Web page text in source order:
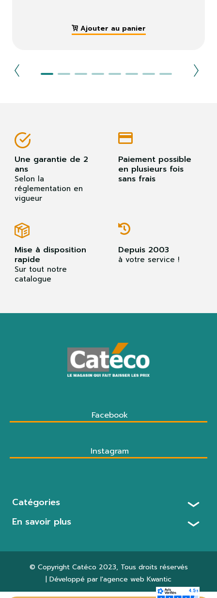
Ajouter au panier
Une garantie de 2
ans
Selon la
réglementation en
vigueur
Paiement possible
en plusieurs fois
sans frais
Mise à disposition
rapide
Sur tout notre
catalogue
Depuis 2003
à votre service !
Facebook
Instagram
Catégories
En savoir plus
© Copyright Catéco 2023, Tous droits réservés
| Développé par l'agence web Kwantic